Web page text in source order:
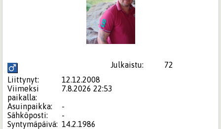
Julkaistu:
72
Liittynyt:
12.12.2008
Viimeksi
paikalla:
7.8.2026 22:53
Asuinpaikka:
-
Sähköposti:
-
Syntymäpäivä: 14.2.1986